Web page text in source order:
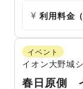
利用料金（
イベント
イオン大野城
春日原側